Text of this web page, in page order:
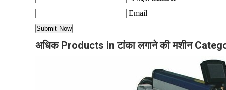
Email
अधिक Products in टांका लगाने की मशीन